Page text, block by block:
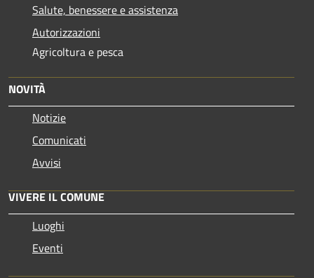
Salute, benessere e assistenza
Autorizzazioni
Agricoltura e pesca
NOVITÀ
Notizie
Comunicati
Avvisi
VIVERE IL COMUNE
Luoghi
Eventi